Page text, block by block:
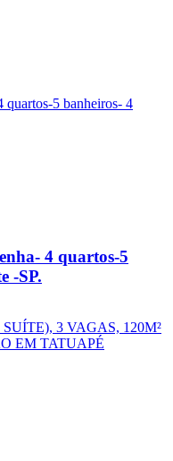
4 quartos-5
-SP.